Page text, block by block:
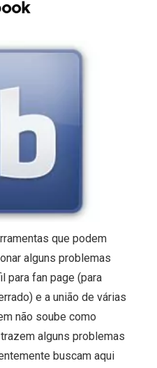
que podem
alguns problemas
para fan page (para
e a união de várias
não soube como
alguns problemas
buscam aqui